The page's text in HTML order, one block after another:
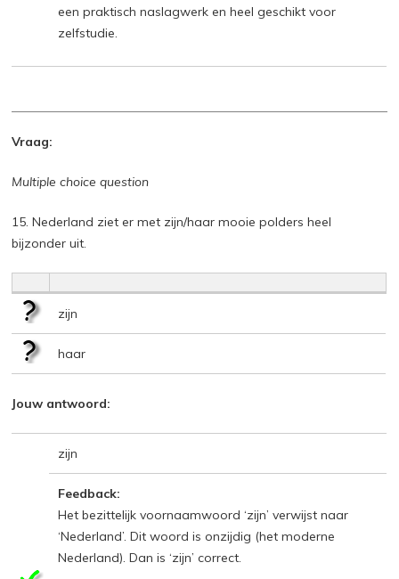
een praktisch naslagwerk en heel geschikt voor
zelfstudie.
Vraag:
Multiple choice question
15. Nederland ziet er met zijn/haar mooie polders heel
bijzonder uit.
zijn
haar
Jouw antwoord:
zijn
Feedback:
Het bezittelijk voornaamwoord ‘zijn’ verwijst naar
‘Nederland’. Dit woord is onzijdig (het moderne
Nederland). Dan is ‘zijn’ correct.